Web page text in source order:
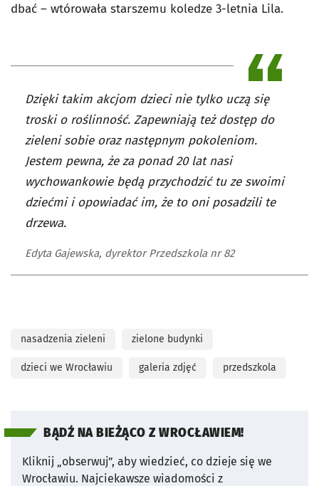
dbać – wtórowała starszemu koledze 3-letnia Lila.
Dzięki takim akcjom dzieci nie tylko uczą się
troski o roślinność. Zapewniają też dostęp do
zieleni sobie oraz następnym pokoleniom.
Jestem pewna, że za ponad 20 lat nasi
wychowankowie będą przychodzić tu ze swoimi
dziećmi i opowiadać im, że to oni posadzili te
drzewa.
Edyta Gajewska, dyrektor Przedszkola nr 82
nasadzenia zieleni zielone budynki
dzieci we Wrocławiu galeria zdjęć przedszkola
BĄDŹ NA BIEŻĄCO Z WROCŁAWIEM!
Kliknij „obserwuj”, aby wiedzieć, co dzieje się we
Wrocławiu. Najciekawsze wiadomości z